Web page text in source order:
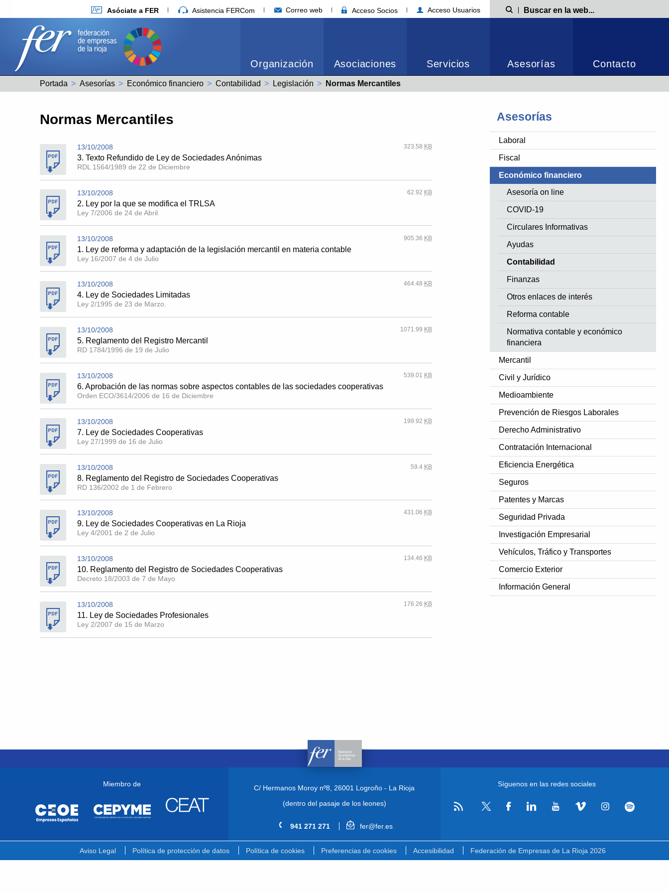
Asóciate a FER Asistencia FERCom Correo web Acceso Socios Acceso Usuarios Búsqueda
Organización Asociaciones Servicios Asesorías Contacto
Portada Asesorías Económico financiero Contabilidad Legislación Actual:
Normas Mercantiles
Asesorías
Laboral
Fiscal
Económico financiero
Asesoría on line
COVID-19
Circulares Informativas
Ayudas
Contabilidad
Finanzas
Otros enlaces de interés
Reforma contable
Normativa contable y económico
financiera
Mercantil
Civil y Jurídico
Medioambiente
Prevención de Riesgos Laborales
Derecho Administrativo
Contratación Internacional
Eficiencia Energética
Seguros
Patentes y Marcas
Seguridad Privada
Investigación Empresarial
Vehículos, Tráfico y Transportes
Comercio Exterior
Información General
Normas Mercantiles
13/10/2008 323.58 KB
3. Texto Refundido de Ley de Sociedades Anónimas
RDL 1564/1989 de 22 de Diciembre
13/10/2008 62.92 KB
2. Ley por la que se modifica el TRLSA
Ley 7/2006 de 24 de Abril
13/10/2008 905.36 KB
1. Ley de reforma y adaptación de la legislación mercantil en materia contable
Ley 16/2007 de 4 de Julio
13/10/2008 464.48 KB
4. Ley de Sociedades Limitadas
Ley 2/1995 de 23 de Marzo.
13/10/2008 1071.99 KB
5. Reglamento del Registro Mercantil
RD 1784/1996 de 19 de Julio
13/10/2008 539.01 KB
6. Aprobación de las normas sobre aspectos contables de las sociedades cooperativas
Orden ECO/3614/2006 de 16 de Diciembre
13/10/2008 199.92 KB
7. Ley de Sociedades Cooperativas
Ley 27/1999 de 16 de Julio
13/10/2008 59.4 KB
8. Reglamento del Registro de Sociedades Cooperativas
RD 136/2002 de 1 de Febrero
13/10/2008 431.06 KB
9. Ley de Sociedades Cooperativas en La Rioja
Ley 4/2001 de 2 de Julio
13/10/2008 134.46 KB
10. Reglamento del Registro de Sociedades Cooperativas
Decreto 18/2003 de 7 de Mayo
13/10/2008 176.26 KB
11. Ley de Sociedades Profesionales
Ley 2/2007 de 15 de Marzo
Miembro de C/ Hermanos Moroy nº8,26001 Logroño - La Rioja
(dentro del pasaje de los leones)
941 271 271 fer@fer.es
Síguenos en las redes sociales
Aviso Legal Política de protección de datos Política de cookies Preferencias de cookies Accesibilidad Federación de Empresas de La Rioja 2026